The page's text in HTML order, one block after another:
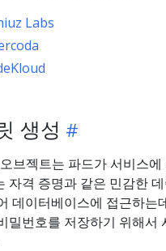
Labs
생성
오브젝트는 파드가 서비스에
자격 증명과 같은 민감한
데이터베이스에 접근하는
밀번호를 저장하기 위해서